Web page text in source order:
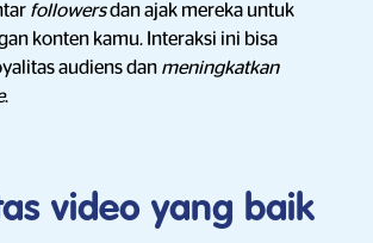
followersdan ajak mereka untuk
konten kamu. Interaksi ini bisa
audiens dan meningkatkan
.
video yang baik